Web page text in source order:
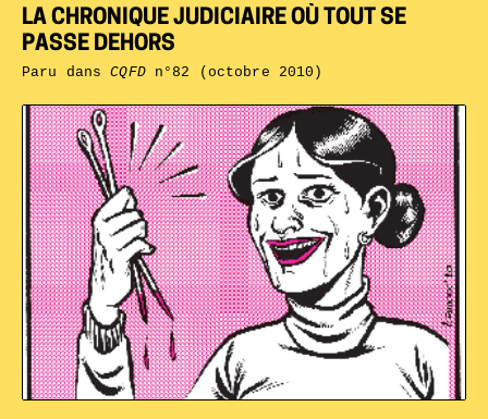
LA CHRONIQUE JUDICIAIRE OÙ TOUT SE
PASSE DEHORS
Paru dansCQFDn°82 (octobre 2010)